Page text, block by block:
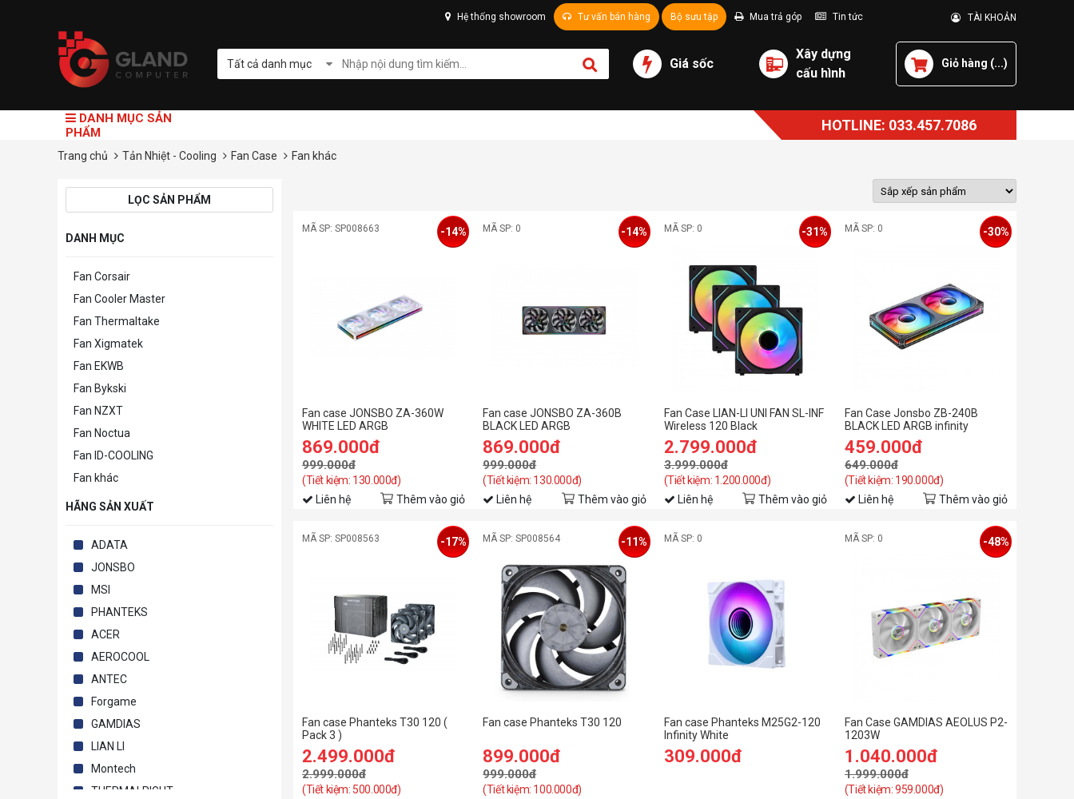
Hệ thống showroom Tư vấn bán hàng Bộ sưu tập Mua trả góp Tin tức TÀI KHOẢN
Tất cả danh mục Giá sốc
Xây dựng
cấu hình
Giỏ hàng (...)
DANH MỤC SẢN
PHẨM
HOTLINE: 033.457.7086
Trang chủ Tản Nhiệt - Cooling Fan Case Fan khác
LỌC SẢN PHẨM
DANH MỤC
Fan Corsair
Fan Cooler Master
Fan Thermaltake
Fan Xigmatek
Fan EKWB
Fan Bykski
Fan NZXT
Fan Noctua
Fan ID-COOLING
Fan khác
HÃNG SẢN XUẤT
ADATA
JONSBO
MSI
PHANTEKS
ACER
AEROCOOL
ANTEC
Forgame
GAMDIAS
LIAN LI
Montech
THERMALRIGHT
MÃ SP: SP008663
Fan case JONSBO ZA-360W
WHITE LED ARGB
869.000đ
999.000đ
(Tiết kiệm: 130.000đ)
-14%
Liên hệ Thêm vào giỏ
MÃ SP: 0
Fan case JONSBO ZA-360B
BLACK LED ARGB
869.000đ
999.000đ
(Tiết kiệm: 130.000đ)
-14%
Liên hệ Thêm vào giỏ
MÃ SP: 0
Fan Case LIAN-LI UNI FAN SL-INF
Wireless 120 Black
2.799.000đ
3.999.000đ
(Tiết kiệm: 1.200.000đ)
-31%
Liên hệ Thêm vào giỏ
MÃ SP: 0
Fan Case Jonsbo ZB-240B
BLACK LED ARGB infinity
459.000đ
649.000đ
(Tiết kiệm: 190.000đ)
-30%
Liên hệ Thêm vào giỏ
MÃ SP: SP008563
Fan case Phanteks T30 120 (
Pack 3 )
2.499.000đ
2.999.000đ
(Tiết kiệm: 500.000đ)
-17% MÃ SP: SP008564
Fan case Phanteks T30 120
899.000đ
999.000đ
(Tiết kiệm: 100.000đ)
-11% MÃ SP: 0
Fan case Phanteks M25G2-120
Infinity White
309.000đ
MÃ SP: 0
Fan Case GAMDIAS AEOLUS P2-
1203W
1.040.000đ
1.999.000đ
(Tiết kiệm: 959.000đ)
-48%